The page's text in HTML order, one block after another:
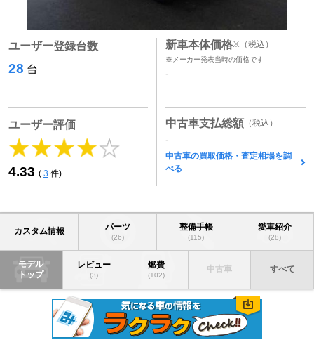
ユーザー登録台数
28 台
ユーザー評価
4.33 ( 3 件)
新車本体価格※ （税込）
※メーカー発表当時の価格です
-
中古車支払総額 （税込）
-
中古車の買取価格・査定相場を調
べる
カスタム情報 パーツ
(26)
整備手帳
(115)
愛車紹介
(28)
モデル
トップ
レビュー
(3)
燃費
(102)
中古車 すべて